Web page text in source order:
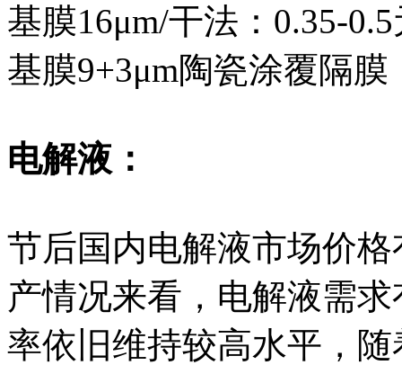
基膜16μm/干法：0.35-
基膜9+3μm陶瓷涂覆隔膜
电解液：
节后国内电解液市场价
产情况来看，电解液需
率依旧维持较高水平，